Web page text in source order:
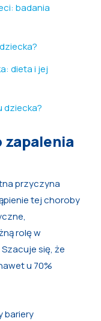
badania
dieta i jej
dziecka?
przyczyna
tej choroby
rolę w
się, że
u 70%
bariery